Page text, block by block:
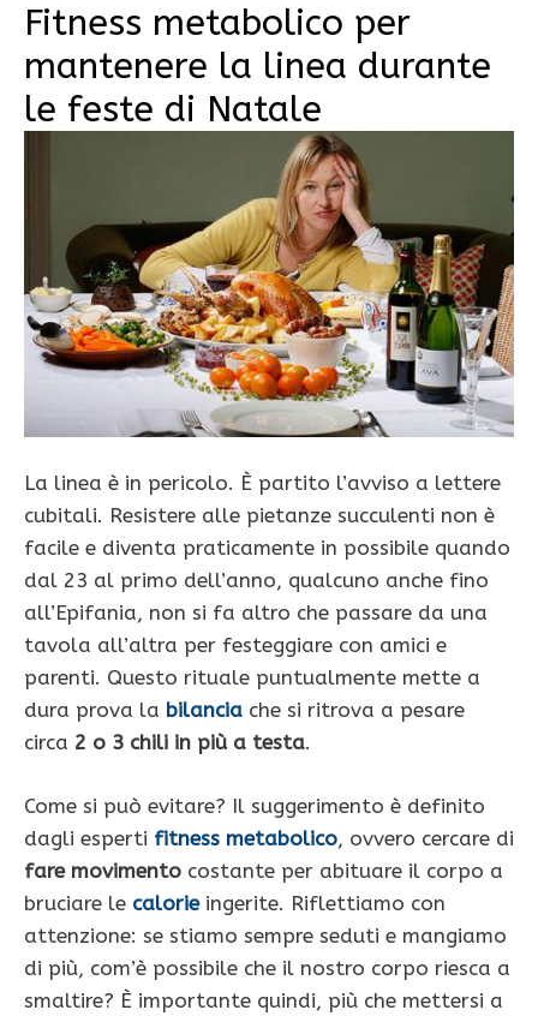
Fitness metabolico per
mantenere la linea durante
le feste di Natale
La linea è in pericolo. È partito l’avviso a lettere
cubitali. Resistere alle pietanze succulenti non è
facile e diventa praticamente in possibile quando
dal 23 al primo dell’anno, qualcuno anche fino
all’Epifania, non si fa altro che passare da una
tavola all’altra per festeggiare con amici e
parenti. Questo rituale puntualmente mette a
dura prova la bilancia che si ritrova a pesare
circa 2 o 3 chili in più a testa.
Come si può evitare? Il suggerimento è definito
dagli esperti fitness metabolico, ovvero cercare di
fare movimento costante per abituare il corpo a
bruciare le calorieingerite. Riflettiamo con
attenzione: se stiamo sempre seduti e mangiamo
di più, com’è possibile che il nostro corpo riesca a
smaltire? È importante quindi, più che mettersi a